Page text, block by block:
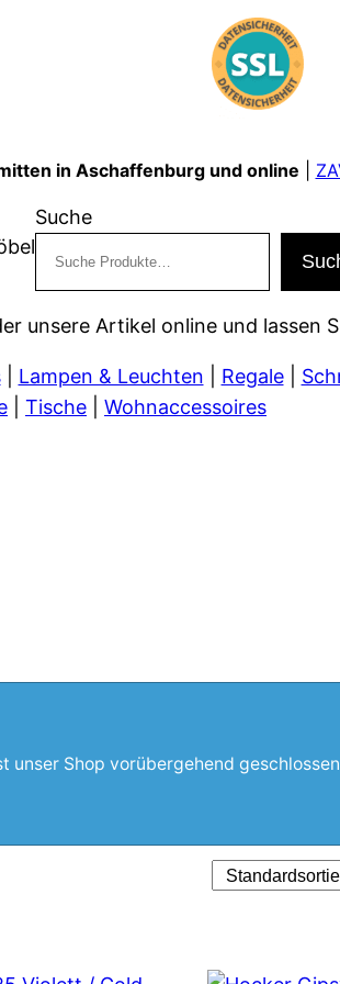
in Aschaffenburg und online
Suche
unsere Artikel online und lassen
| Lampen & Leuchten Regale|
Tische Wohnaccessoires
unser Shop vorübergehend